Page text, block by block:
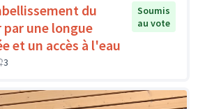
du
une longue
et un accès à l'eau
Soumis
au vote
3